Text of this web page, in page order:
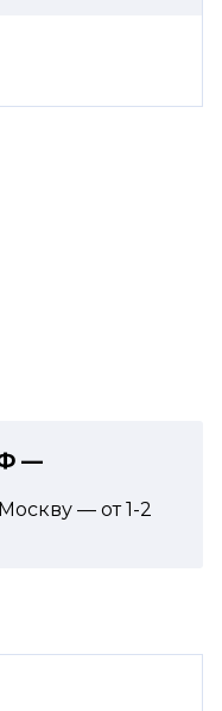
—
— от1-2